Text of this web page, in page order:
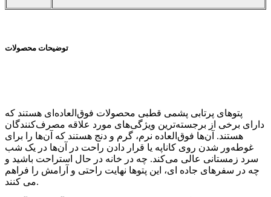
توضیحات محصولات
پتوهای پرتابی پشمی قطبی محصولات فوق‌العاده‌ای هستند که
دارای برخی از برجسته‌ترین ویژگی‌های مورد علاقه مصرف‌کنندگان
هستند. آن‌ها فوق‌العاده نرم، گرم و دنج هستند که آن‌ها را برای
غوطه‌ور شدن روی کاناپه یا قرار دادن راحت در آن‌ها در یک شب
سرد زمستانی عالی می‌کند. چه در خانه در حال استراحت باشید و
چه در سفرهای جاده ای، این پتوها نهایت راحتی و آرامش را فراهم
می کنند.